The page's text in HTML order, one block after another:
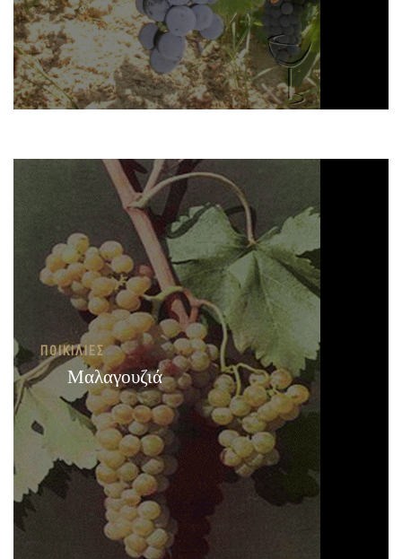
ΠΟΙΚΙΛΊΕΣ
Μαλαγουζιά